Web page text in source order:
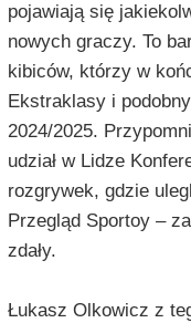
pojawiają się
nowych graczy. To
kibiców, którzy w
Ekstraklasy i
2024/2025.
udział w Lidze
rozgrywek, gdzie
Przegląd Sportoy–
zdały.
Łukasz Olkowicz z